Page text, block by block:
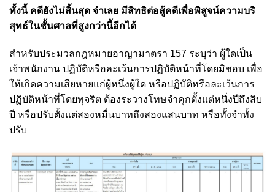
ทั้งนี้ คดียังไม่สิ้นสุด จำเลย มีสิทธิต่อสู้คดีเพื่อพิสูจน์ความบริ
สุทธ์ในชั้นศาลที่สูงกว่านี้อีกได้
สำหรับประมวลกฎหมายอาญามาตรา 157 ระบุว่า ผู้ใดเป็น
เจ้าพนักงาน ปฏิบัติหรือละเว้นการปฏิบัติหน้าที่โดยมิชอบ เพื่อ
ให้เกิดความเสียหายแก่ผู้หนึ่งผู้ใด หรือปฏิบัติหรือละเว้นการ
ปฏิบัติหน้าที่โดยทุจริต ต้องระวางโทษจำคุกตั้งแต่หนึ่งปีถึงสิบ
ปี หรือปรับตั้งแต่สองหมื่นบาทถึงสองแสนบาท หรือทั้งจำทั้ง
ปรับ